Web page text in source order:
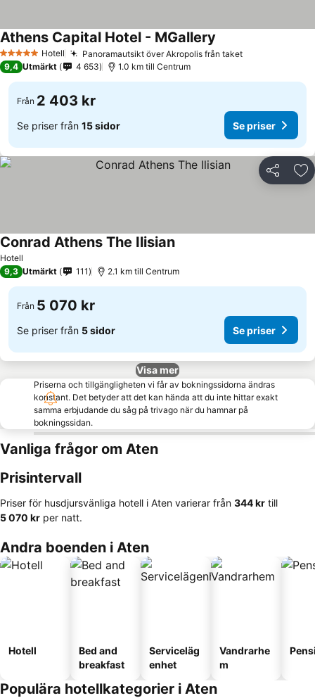
5 Stjärnor Hotell Panoramautsikt över Akropolis från taket
Athens Capital Hotel - MGallery
9,4 Utmärkt 4 653 1.0 km till Centrum
Från 2 403 kr
Se priser från 15 sidor Se priser
Dela
Hotell
Conrad Athens The Ilisian
9,3 Utmärkt 111 2.1 km till Centrum
Från 5 070 kr
Se priser från 5 sidor Se priser
Visa mer
Priserna och tillgängligheten vi får av bokningssidorna ändras
konstant. Det betyder att det kan hända att du inte hittar exakt
samma erbjudande du såg på trivago när du hamnar på
bokningssidan.
Vanliga frågor om Aten
Prisintervall
Priser för husdjursvänliga hotell i Aten varierar från ‎344 kr till
‎5 070 kr per natt.
Andra boenden i Aten
Hotell
Bed and
breakfast
Serviceläg
enhet
Vandrarhe
m
Populära hotellkategorier i Aten